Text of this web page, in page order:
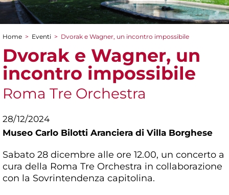
Tu sei qui
Home > Eventi > Dvorak e Wagner, un incontro impossibile
Dvorak e Wagner, un
incontro impossibile
Roma Tre Orchestra
28/12/2024
Museo Carlo Bilotti Aranciera di Villa Borghese
Sabato 28 dicembre alle ore 12.00, un concerto a
cura della Roma Tre Orchestra in collaborazione
con la Sovrintendenza capitolina.